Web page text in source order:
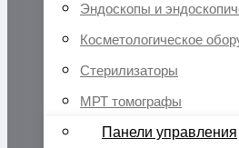
Эндоскопы и
Косметологическое
Стерилизаторы
МРТ томографы
Панели управления